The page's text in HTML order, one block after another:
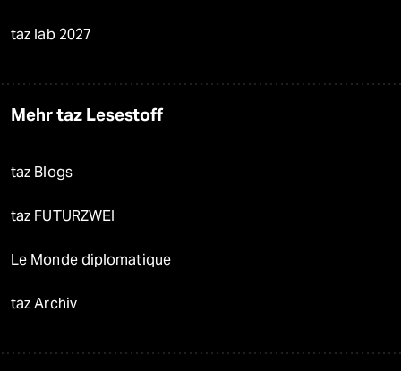
taz lab 2027
Mehr taz Lesestoff
taz Blogs
taz FUTURZWEI
Le Monde diplomatique
taz Archiv